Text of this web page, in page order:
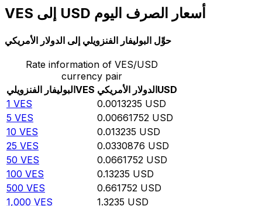
VES إلى USD أسعار الصرف اليوم
حوِّل البوليفار الفنزويلي إلى الدولار الأمريكي
Rate information of VES/USD
currency pair
البوليفار الفنزويليVES الدولار الأمريكيUSD
1 VES 0.0013235 USD
5 VES 0.00661752 USD
10 VES 0.013235 USD
25 VES 0.0330876 USD
50 VES 0.0661752 USD
100 VES 0.13235 USD
500 VES 0.661752 USD
1,000 VES 1.3235 USD